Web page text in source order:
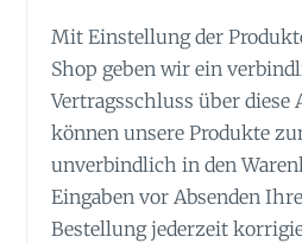
Mit Einstellung der
Shop geben wir ein
Vertragsschluss über diese
können unsere Produkte
unverbindlich in den
Eingaben vor Absenden
Bestellung jederzeit